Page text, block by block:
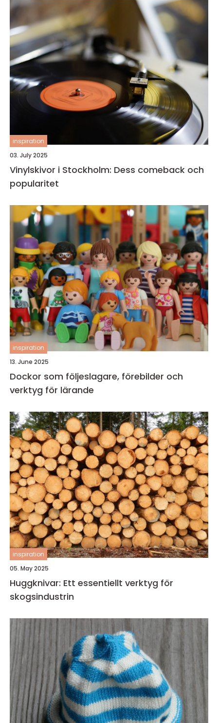
inspiration
03. July 2025
Vinylskivor i Stockholm: Dess comeback och
popularitet
inspiration
13. June 2025
Dockor som följeslagare, förebilder och
verktyg för lärande
inspiration
05. May 2025
Huggknivar: Ett essentiellt verktyg för
skogsindustrin